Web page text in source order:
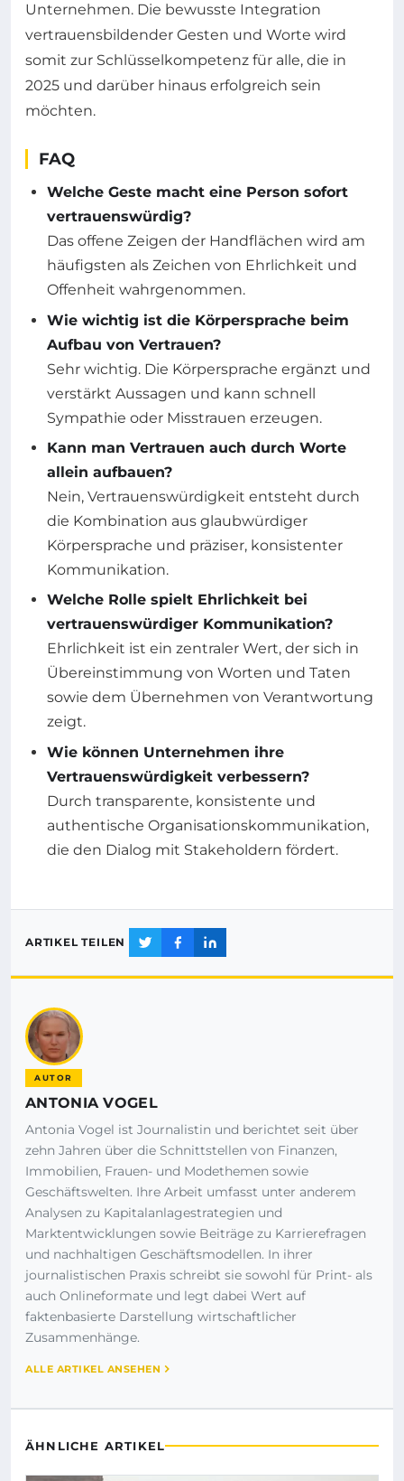
Unternehmen. Die bewusste Integration
vertrauensbildender Gesten und Worte wird
somit zur Schlüsselkompetenz für alle, die in
2025 und darüber hinaus erfolgreich sein
möchten.
FAQ
Welche Geste macht eine Person sofort
vertrauenswürdig?
Das offene Zeigen der Handflächen wird am
häufigsten als Zeichen von Ehrlichkeit und
Offenheit wahrgenommen.
Wie wichtig ist die Körpersprache beim
Aufbau von Vertrauen?
Sehr wichtig. Die Körpersprache ergänzt und
verstärkt Aussagen und kann schnell
Sympathie oder Misstrauen erzeugen.
Kann man Vertrauen auch durch Worte
allein aufbauen?
Nein, Vertrauenswürdigkeit entsteht durch
die Kombination aus glaubwürdiger
Körpersprache und präziser, konsistenter
Kommunikation.
Welche Rolle spielt Ehrlichkeit bei
vertrauenswürdiger Kommunikation?
Ehrlichkeit ist ein zentraler Wert, der sich in
Übereinstimmung von Worten und Taten
sowie dem Übernehmen von Verantwortung
zeigt.
Wie können Unternehmen ihre
Vertrauenswürdigkeit verbessern?
Durch transparente, konsistente und
authentische Organisationskommunikation,
die den Dialog mit Stakeholdern fördert.
ARTIKEL TEILEN
AUTOR
ANTONIA VOGEL
Antonia Vogel ist Journalistin und berichtet seit über
zehn Jahren über die Schnittstellen von Finanzen,
Immobilien, Frauen- und Modethemen sowie
Geschäftswelten. Ihre Arbeit umfasst unter anderem
Analysen zu Kapitalanlagestrategien und
Marktentwicklungen sowie Beiträge zu Karrierefragen
und nachhaltigen Geschäftsmodellen. In ihrer
journalistischen Praxis schreibt sie sowohl für Print- als
auch Onlineformate und legt dabei Wert auf
faktenbasierte Darstellung wirtschaftlicher
Zusammenhänge.
ALLE ARTIKEL ANSEHEN
ÄHNLICHE ARTIKEL